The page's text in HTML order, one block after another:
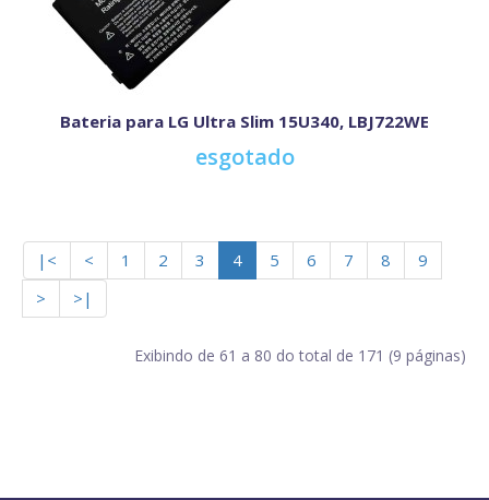
Bateria para LG Ultra Slim 15U340, LBJ722WE
esgotado
|< < 1 2 3 4 5 6 7 8
9
>
>|
Exibindo de 61 a 80 do total de 171 (9 páginas)